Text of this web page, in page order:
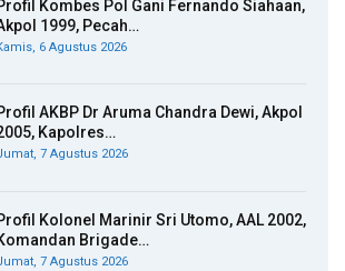
Kombes Pol Gani Fernando Siahaan,
1999, Pecah…
6 Agustus 2026
AKBP Dr Aruma Chandra Dewi, Akpol
Kapolres…
7 Agustus 2026
Kolonel Marinir Sri Utomo, AAL 2002,
Brigade…
7 Agustus 2026